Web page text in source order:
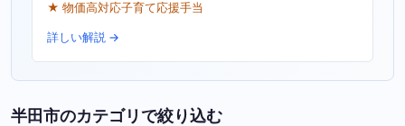
★ 物価高対応子育て応援手当
詳しい解説 →
半田市のカテゴリで絞り込む